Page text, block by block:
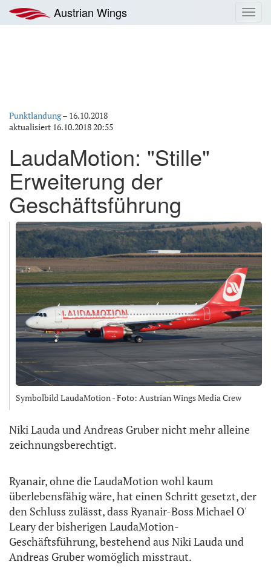
Inhalt
springen
Austrian Wings
Punktlandung– 16.10.2018
aktualisiert 16.10.2018 20:55
LaudaMotion: "Stille"
Erweiterung der
Geschäftsführung
Symbolbild LaudaMotion - Foto: Austrian Wings Media Crew
Niki Lauda und Andreas Gruber nicht mehr alleine
zeichnungsberechtigt.
Ryanair, ohne die LaudaMotion wohl kaum
überlebensfähig wäre, hat einen Schritt gesetzt, der
den Schluss zulässt, dass Ryanair-Boss Michael O'
Leary der bisherigen LaudaMotion-
Geschäftsführung, bestehend aus Niki Lauda und
Andreas Gruber womöglich misstraut.